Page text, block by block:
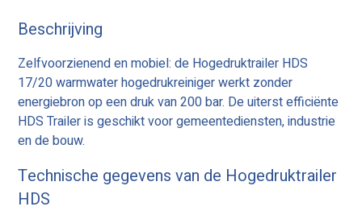
Beschrijving
Zelfvoorzienend en mobiel: de Hogedruktrailer HDS
17/20 warmwater hogedrukreiniger werkt zonder
energiebron op een druk van 200 bar. De uiterst efficiënte
HDS Trailer is geschikt voor gemeentediensten, industrie
en de bouw.
Technische gegevens van de Hogedruktrailer
HDS